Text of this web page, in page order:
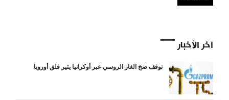
آخر الأخبار
توقف ضخ الغاز الروسي عبر أوكرانيا يثير قلق أوروبا